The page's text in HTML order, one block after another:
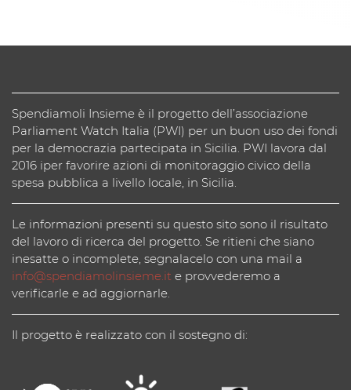
Spendiamoli Insieme è il progetto dell’associazione
Parliament Watch Italia (PWI) per un buon uso dei fondi
per la democrazia partecipata in Sicilia. PWI lavora dal
2016 iper favorire azioni di monitoraggio civico della
spesa pubblica a livello locale, in Sicilia.
Le informazioni presenti su questo sito sono il risultato
del lavoro di ricerca del progetto. Se ritieni che siano
inesatte o incomplete, segnalacelo con una mail a
info@spendiamolinsieme.it e provvederemo a
verificarle e ad aggiornarle.
Il progetto è realizzato con il sostegno di: